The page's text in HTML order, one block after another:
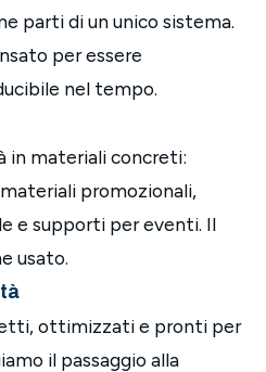
parti di un unico sistema.
per essere
nel tempo.
in materiali concreti:
promozionali,
e supporti per eventi. Il
usato.
ottimizzati e pronti per
il passaggio alla